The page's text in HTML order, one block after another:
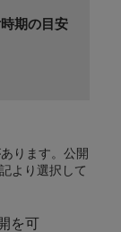
に向け
いま
のため
期の目安
ります。公開
より選択して
を可